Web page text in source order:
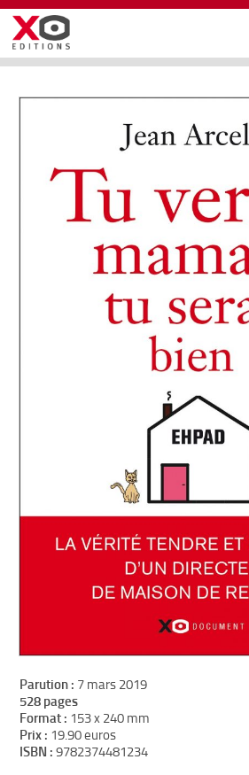
Parution : 7 mars 2019
528 pages
Format : 153 x 240 mm
Prix : 19.90 euros
ISBN : 9782374481234